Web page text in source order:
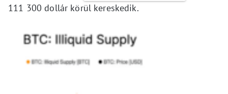
111 300 dollár körül kereskedik.